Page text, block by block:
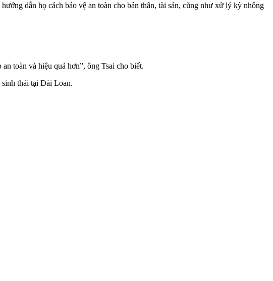
dẫn họ cách bảo vệ an toàn cho bản thân, tài sản, cũng như xử lý kỳ nhông
toàn và hiệu quả hơn”, ông Tsai cho biết.
sinh thái tại Đài Loan.